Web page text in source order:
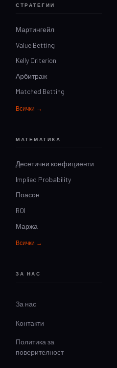
СТРАТЕГИИ
Мартингейл
Value Betting
Kelly Criterion
Арбитраж
Matched Betting
Всички →
МАТЕМАТИКА
Десетични коефициенти
Implied Probability
Поасон
ROI
Маржа
Всички →
ЗА НАС
За нас
Контакти
Политика за
поверителност